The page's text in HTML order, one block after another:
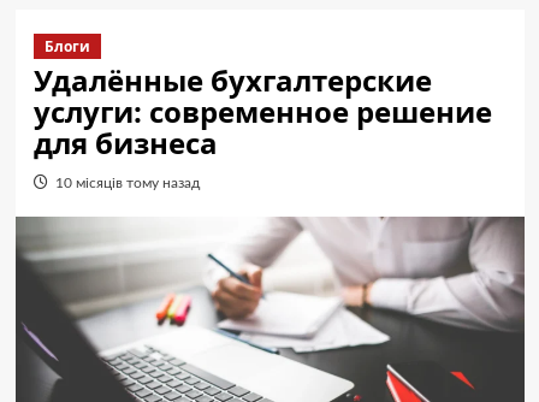
Блоги
Удалённые бухгалтерские
услуги: современное решение
для бизнеса
10 місяців тому назад